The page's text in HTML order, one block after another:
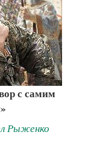
с самим
Рыженко